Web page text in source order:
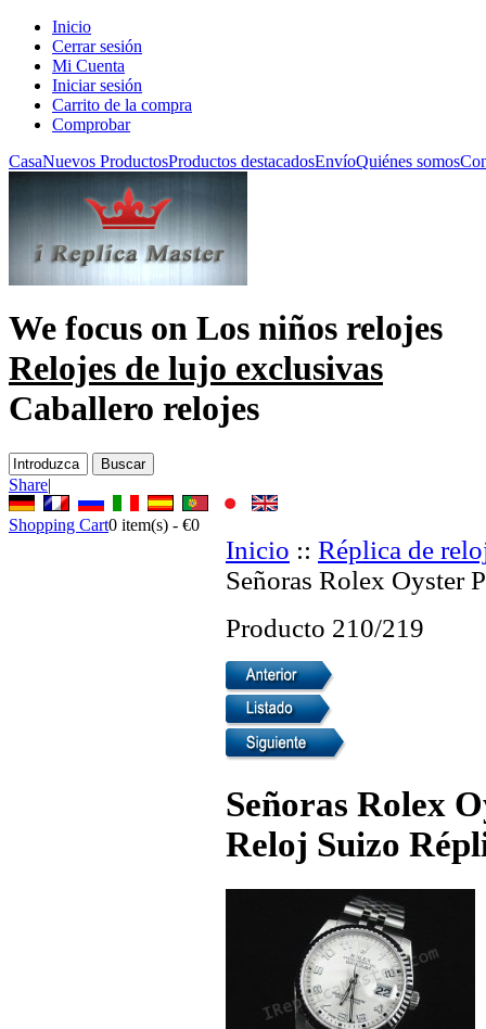
Inicio
Cerrar sesión
Mi Cuenta
Iniciar sesión
Carrito de la compra
Comprobar
CasaNuevos ProductosProductos destacadosEnvíoQuiénes somos
We focus on Los niños relojes
Relojes de lujo exclusivas
Caballero relojes
Share|
Shopping Cart0 item(s) - €0
Inicio :: Réplica de
Señoras Rolex Oyster
Producto 210/219
Señoras Rolex
Reloj Suizo